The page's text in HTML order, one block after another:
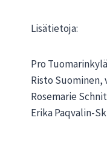
Lisätietoja:
Pro
Risto Suominen,
Rosemarie
Erika Paqvalin-